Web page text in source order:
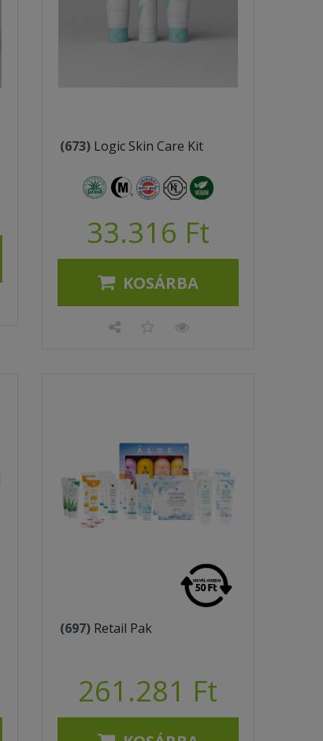
(673) Logic Skin Care Kit
33.316 Ft
KOSÁRBA
(697) Retail Pak
261.281 Ft